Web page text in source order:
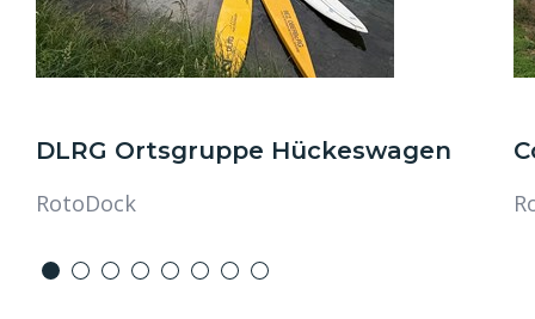
DLRG Ortsgruppe Hückeswagen
RotoDock